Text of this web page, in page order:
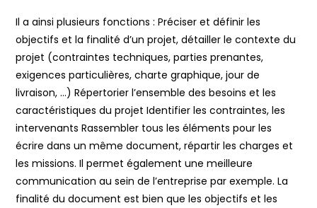
Il a ainsi plusieurs fonctions : Préciser et définir les
objectifs et la finalité d’un projet, détailler le contexte du
projet (contraintes techniques, parties prenantes,
exigences particulières, charte graphique, jour de
livraison, …) Répertorier l’ensemble des besoins et les
caractéristiques du projet Identifier les contraintes, les
intervenants Rassembler tous les éléments pour les
écrire dans un même document, répartir les charges et
les missions. Il permet également une meilleure
communication au sein de l’entreprise par exemple. La
finalité du document est bien que les objectifs et les